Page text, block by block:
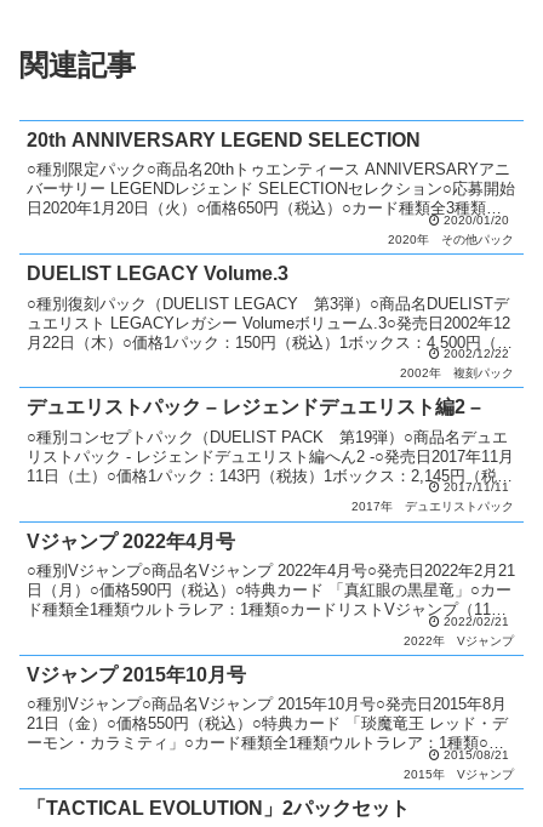
関連記事
20th ANNIVERSARY LEGEND SELECTION
○種別限定パック○商品名20thトゥエンティース ANNIVERSARYアニ
バーサリー LEGENDレジェンド SELECTIONセレクション○応募開始
日2020年1月20日（火）○価格650円（税込）○カード種類全3種類
2020/01/20
2020年
その他パック
DUELIST LEGACY Volume.3
○種別復刻パック（DUELIST LEGACY 第3弾）○商品名DUELISTデ
ュエリスト LEGACYレガシー Volumeボリューム.3○発売日2002年12
月22日（木）○価格1パック：150円（税込）1ボックス：4,500円（税
2002/12/22
2002年
複刻パック
デュエリストパック – レジェンドデュエリスト編2 –
○種別コンセプトパック（DUELIST PACK 第19弾）○商品名デュエ
リストパック - レジェンドデュエリスト編へん2 -○発売日2017年11月
11日（土）○価格1パック：143円（税抜）1ボックス：2,145円（税
2017/11/11
2017年
デュエリストパック
Vジャンプ 2022年4月号
○種別Vジャンプ○商品名Vジャンプ 2022年4月号○発売日2022年2月21
日（月）○価格590円（税込）○特典カード 「真紅眼の黒星竜」○カー
ド種類全1種類ウルトラレア：1種類○カードリストVジャンプ（11
2022/02/21
2022年
Vジャンプ
Vジャンプ 2015年10月号
○種別Vジャンプ○商品名Vジャンプ 2015年10月号○発売日2015年8月
21日（金）○価格550円（税込）○特典カード 「琰魔竜王 レッド・デ
ーモン・カラミティ」○カード種類全1種類ウルトラレア：1種類○カ
2015/08/21
2015年
Vジャンプ
「TACTICAL EVOLUTION」2パックセット